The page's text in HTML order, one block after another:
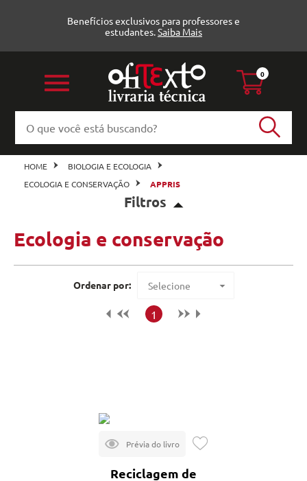
Benefícios exclusivos para professores e
estudantes. Saiba Mais
0
HOME
BIOLOGIA E ECOLOGIA
ECOLOGIA E CONSERVAÇÃO
APPRIS
Filtros
Ecologia e conservação (1)
Appris
Veja todas as opções
Ecologia e conservação
Ordenar por: Selecione
Maior preço
1
Reciclagem de